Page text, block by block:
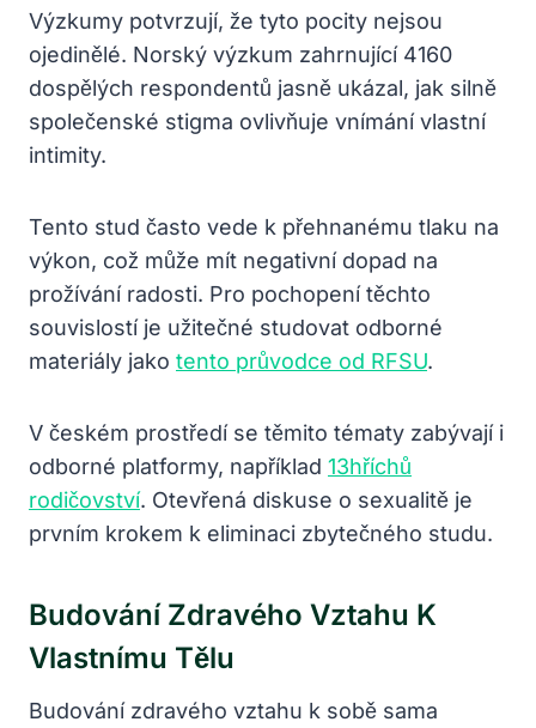
Výzkumy potvrzují, že tyto pocity nejsou
ojedinělé. Norský výzkum zahrnující 4160
dospělých respondentů jasně ukázal, jak silně
společenské stigma ovlivňuje vnímání vlastní
intimity.
Tento stud často vede k přehnanému tlaku na
výkon, což může mít negativní dopad na
prožívání radosti. Pro pochopení těchto
souvislostí je užitečné studovat odborné
materiály jako tento průvodce od RFSU.
V českém prostředí se těmito tématy zabývají i
odborné platformy, například 13hříchů
rodičovství. Otevřená diskuse o sexualitě je
prvním krokem k eliminaci zbytečného studu.
Budování Zdravého Vztahu K
Vlastnímu Tělu
Budování zdravého vztahu k sobě sama